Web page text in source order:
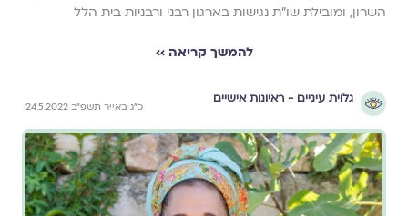
השרון, ומובילת שו"ת נגישות בארגון רבני ורבניות בית הלל
להמשך קריאה ››
גלוית עיניים - ראיונות אישיים
כ״ג באייר תשפ״ב 24.5.2022